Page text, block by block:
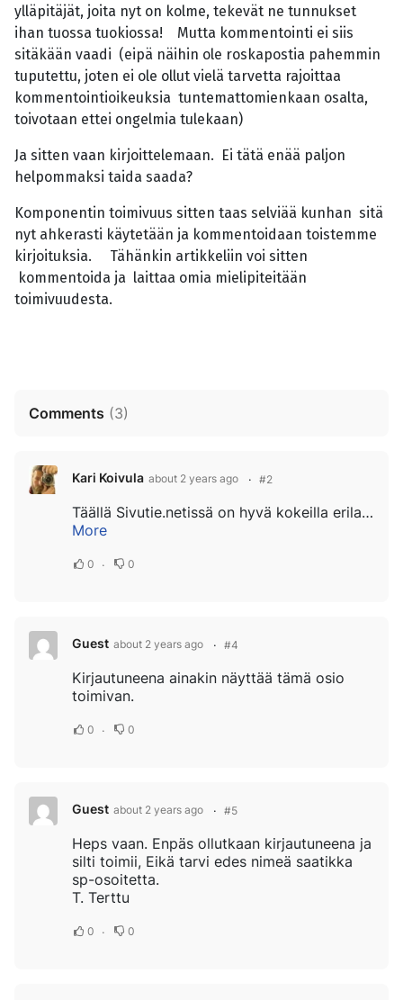
ylläpitäjät, joita nyt on kolme, tekevät ne tunnukset
ihan tuossa tuokiossa! Mutta kommentointi ei siis
sitäkään vaadi (eipä näihin ole roskapostia pahemmin
tuputettu, joten ei ole ollut vielä tarvetta rajoittaa
kommentointioikeuksia tuntemattomienkaan osalta,
toivotaan ettei ongelmia tulekaan)
Ja sitten vaan kirjoittelemaan. Ei tätä enää paljon
helpommaksi taida saada?
Komponentin toimivuus sitten taas selviää kunhan sitä
nyt ahkerasti käytetään ja kommentoidaan toistemme
kirjoituksia. Tähänkin artikkeliin voi sitten
kommentoida ja laittaa omia mielipiteitään
toimivuudesta.
Comments (3)
Kari Koivula about 2 years ago #2
Täällä Sivutie.netissä on hyvä kokeilla erilaisia komponentteja ja lisäosia. Kun Toimijat verkossa ry avustaa ja opastaa muita yhdistyksiä sivunteossa, on näillä testauksilla jo hiukan varmisteltu että muiden sivuille lataamamme osat...
More
0 0
Guest about 2 years ago #4
Kirjautuneena ainakin näyttää tämä osio
toimivan.
0 0
Guest about 2 years ago #5
Heps vaan. Enpäs ollutkaan kirjautuneena ja
silti toimii, Eikä tarvi edes nimeä saatikka
sp-osoitetta.
T. Terttu
0 0